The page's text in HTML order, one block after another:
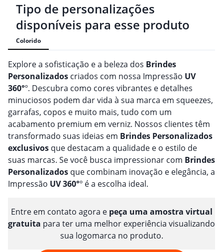
Tipo de personalizações
disponíveis para esse produto
Colorido
Explore a sofisticação e a beleza dos Brindes
Personalizados criados com nossa Impressão UV
360°º. Descubra como cores vibrantes e detalhes
minuciosos podem dar vida à sua marca em squeezes,
garrafas, copos e muito mais, tudo com um
acabamento premium em verniz. Nossos clientes têm
transformado suas ideias em Brindes Personalizados
exclusivos que destacam a qualidade e o estilo de
suas marcas. Se você busca impressionar com Brindes
Personalizados que combinam inovação e elegância, a
Impressão UV 360°º é a escolha ideal.
Entre em contato agora e peça uma amostra virtual
gratuita para ter uma melhor experiência visualizando
sua logomarca no produto.